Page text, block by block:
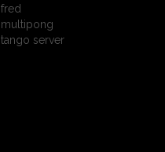
fred
multipong
tango server